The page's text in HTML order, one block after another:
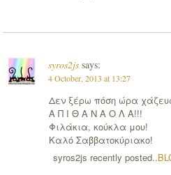
syros2js says:
4 October, 2013 at 13:27
Δεν ξέρω πόση ώρα
Α Π Ι Θ Α Ν Α Ο Λ Α!!!
Φιλάκια, κούκλα μου!
Καλό Σαββατοκύριακο!
syros2js recently posted..